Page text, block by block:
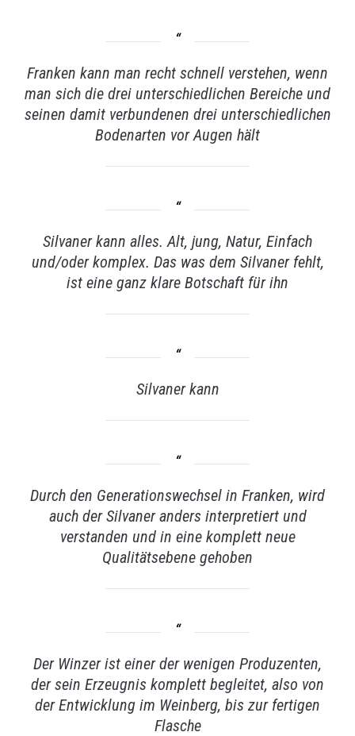
Franken kann man recht schnell verstehen, wenn
man sich die drei unterschiedlichen Bereiche und
seinen damit verbundenen drei unterschiedlichen
Bodenarten vor Augen hält
Silvaner kann alles. Alt, jung, Natur, Einfach
und/oder komplex. Das was dem Silvaner fehlt,
ist eine ganz klare Botschaft für ihn
Silvaner kann
Durch den Generationswechsel in Franken, wird
auch der Silvaner anders interpretiert und
verstanden und in eine komplett neue
Qualitätsebene gehoben
Der Winzer ist einer der wenigen Produzenten,
der sein Erzeugnis komplett begleitet, also von
der Entwicklung im Weinberg, bis zur fertigen
Flasche